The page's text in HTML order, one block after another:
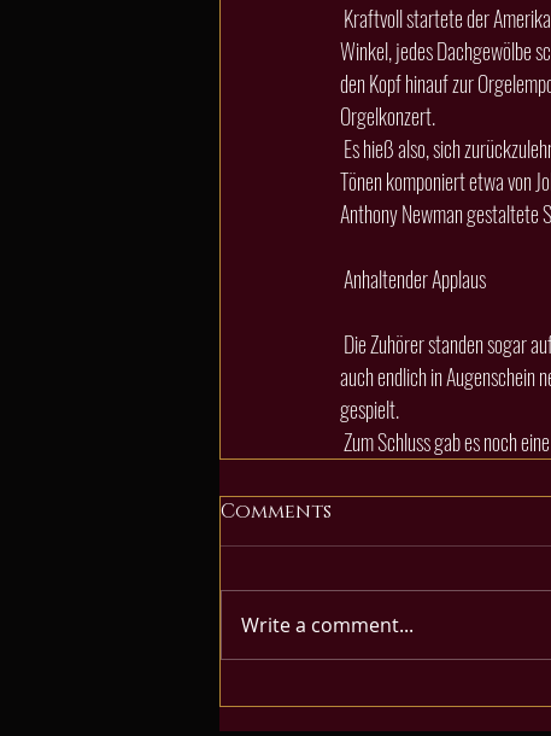
Winkel, jedes Dachgewölbe
den Kopf hinauf zur
Orgelkonzert.
Tönen komponiert etwa von
Anthony Newman gestaltete
Anhaltender Applaus
auch endlich in Augenschein
gespielt.
Zum Schluss gab es noch
Comments
Write a comment...